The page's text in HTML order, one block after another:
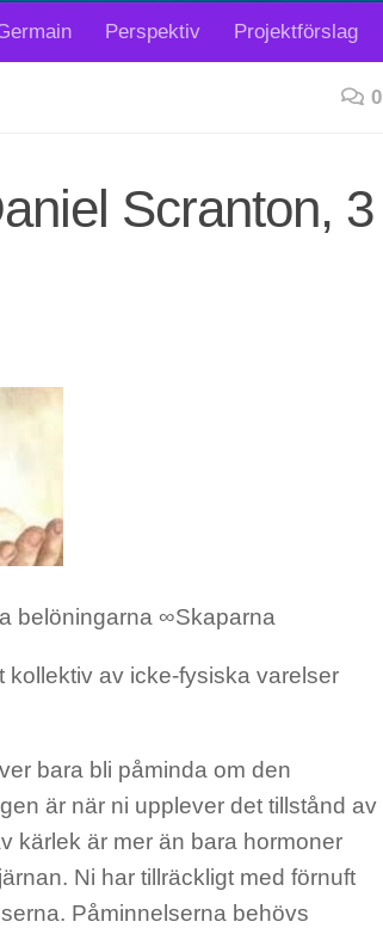
Perspektiv Projektförslag
0
Scranton, 3
belöningarna ∞Skaparna
kollektiv av icke-fysiska varelser
bara bli påminda om den
är när ni upplever det tillstånd av
kärlek är mer än bara hormoner
Ni har tillräckligt med förnuft
Påminnelserna behövs